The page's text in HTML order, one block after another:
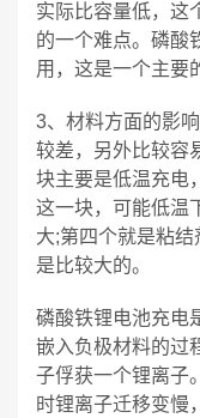
实际比容量低，这
的一个难点。磷酸
用，这是一个主要
3、材料方面的影
较差，另外比较容
块主要是低温充电
这一块，可能低温
大;第四个就是粘
是比较大的。
磷酸铁锂电池充电
嵌入负极材料的过
子俘获一个锂离子
时锂离子迁移变慢